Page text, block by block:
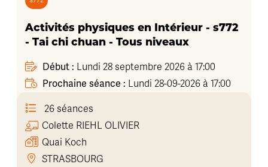
Activités physiques en Intérieur - s772
- Tai chi chuan - Tous niveaux
Début : Lundi 28 septembre 2026 à 17:00
Prochaine séance : Lundi 28-09-2026 à 17:00
26 séances
Colette RIEHL OLIVIER
Quai Koch
STRASBOURG